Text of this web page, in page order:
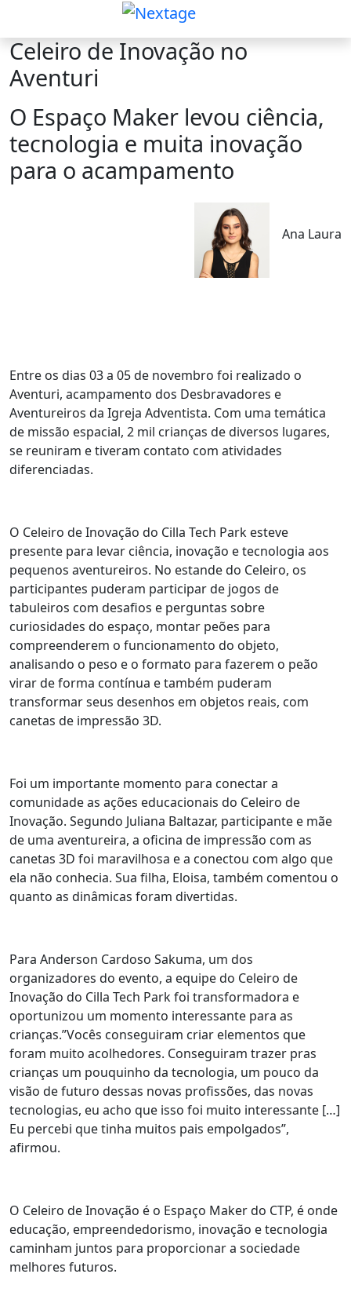
Celeiro de Inovação no
Aventuri
O Espaço Maker levou ciência,
tecnologia e muita inovação
para o acampamento
Ana Laura
Entre os dias 03 a 05 de novembro foi realizado o
Aventuri, acampamento dos Desbravadores e
Aventureiros da Igreja Adventista. Com uma temática
de missão espacial, 2 mil crianças de diversos lugares,
se reuniram e tiveram contato com atividades
diferenciadas.
O Celeiro de Inovação do Cilla Tech Park esteve
presente para levar ciência, inovação e tecnologia aos
pequenos aventureiros. No estande do Celeiro, os
participantes puderam participar de jogos de
tabuleiros com desafios e perguntas sobre
curiosidades do espaço, montar peões para
compreenderem o funcionamento do objeto,
analisando o peso e o formato para fazerem o peão
virar de forma contínua e também puderam
transformar seus desenhos em objetos reais, com
canetas de impressão 3D.
Foi um importante momento para conectar a
comunidade as ações educacionais do Celeiro de
Inovação. Segundo Juliana Baltazar, participante e mãe
de uma aventureira, a oficina de impressão com as
canetas 3D foi maravilhosa e a conectou com algo que
ela não conhecia. Sua filha, Eloisa, também comentou o
quanto as dinâmicas foram divertidas.
Para Anderson Cardoso Sakuma, um dos
organizadores do evento, a equipe do Celeiro de
Inovação do Cilla Tech Park foi transformadora e
oportunizou um momento interessante para as
crianças.”Vocês conseguiram criar elementos que
foram muito acolhedores. Conseguiram trazer pras
crianças um pouquinho da tecnologia, um pouco da
visão de futuro dessas novas profissões, das novas
tecnologias, eu acho que isso foi muito interessante […]
Eu percebi que tinha muitos pais empolgados”,
afirmou.
O Celeiro de Inovação é o Espaço Maker do CTP, é onde
educação, empreendedorismo, inovação e tecnologia
caminham juntos para proporcionar a sociedade
melhores futuros.